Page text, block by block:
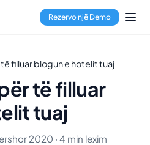
Rezervo një Demo
filluar blogun e hotelit tuaj
të filluar
tuaj
2020 · 4 min lexim